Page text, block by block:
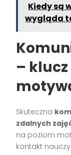
Kiedy są
wygląda
–
Skuteczna
zdalnych
na poziom
kontakt